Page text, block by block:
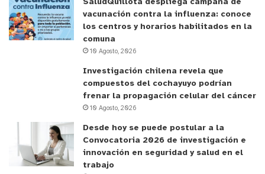
Respetar señaléticas: seguir normas de
acceso y senderos definidos para proteger
zonas frágiles.
Ciencia aplicada y participación
Universidad de O’Higgins, financiado por el
Gobierno Regional, que por tres años ha trabajado
en el diseño de un Laboratorio de Ecosistemas de
SaludQuillota despliega campaña de
vacunación contra la influenza: conoce
los centros y horarios habilitados en la
comuna
10 Agosto, 2026
Investigación chilena revela que
compuestos del cochayuyo podrían
frenar la propagación celular del cáncer
10 Agosto, 2026
Desde hoy se puede postular a la
Convocatoria 2026 de investigación e
innovación en seguridad y salud en el
trabajo